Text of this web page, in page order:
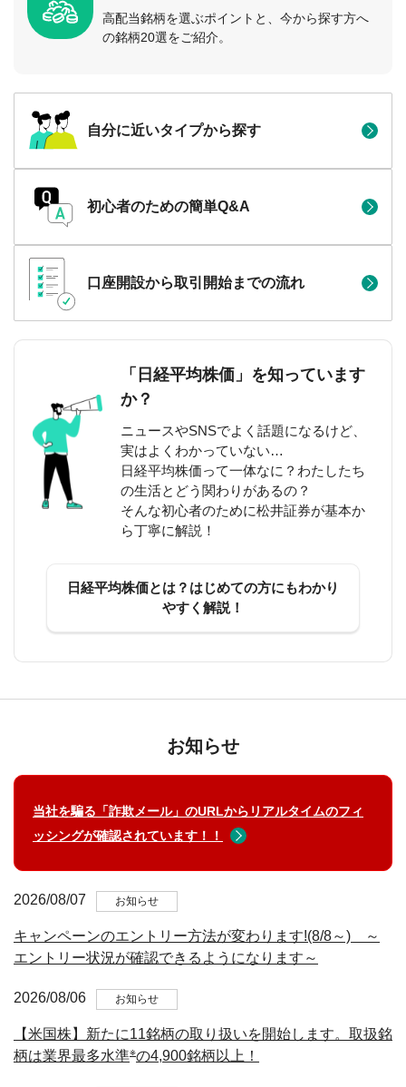
高配当銘柄を選ぶポイントと、今から探す方へ
の銘柄20選をご紹介。
自分に近いタイプから探す
初心者のための簡単Q&A
口座開設から取引開始までの流れ
「日経平均株価」を知っています
か？
ニュースやSNSでよく話題になるけど、
実はよくわかっていない…
日経平均株価って一体なに？わたしたち
の生活とどう関わりがあるの？
そんな初心者のために松井証券が基本か
ら丁寧に解説！
日経平均株価とは？はじめての方にもわかり
やすく解説！
お知らせ
当社を騙る「詐欺メール」のURLからリアルタイムのフィ
ッシングが確認されています！！
2026/08/07 お知らせ
キャンペーンのエントリー方法が変わります!(8/8～) ～
エントリー状況が確認できるようになります～
2026/08/06 お知らせ
【米国株】新たに11銘柄の取り扱いを開始します。取扱銘
柄は業界最多水準※の4,900銘柄以上！